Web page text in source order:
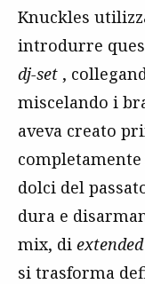
Knuckles
introdurre
dj-set ,
miscelando i
aveva creato
dolci del
dura e
mix, di
si trasforma